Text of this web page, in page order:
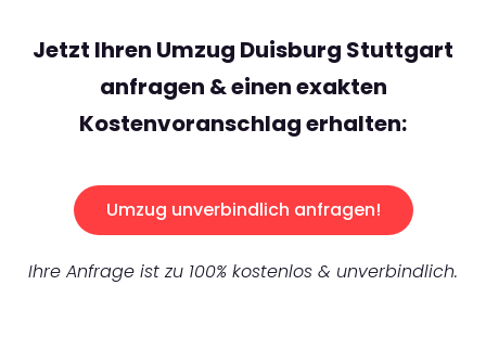
Jetzt Ihren Umzug Duisburg Stuttgart
anfragen & einen exakten
Kostenvoranschlag erhalten:
Umzug unverbindlich anfragen!
Ihre Anfrage ist zu 100% kostenlos & unverbindlich.